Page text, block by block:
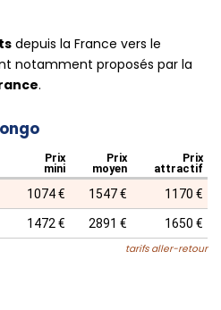
depuis la France vers le
notamment proposés par la
.
Prix
mini
Prix
moyen
Prix
attractif
1074 € 1547 € 1170 €
1472 € 2891 € 1650 €
tarifs aller-retour